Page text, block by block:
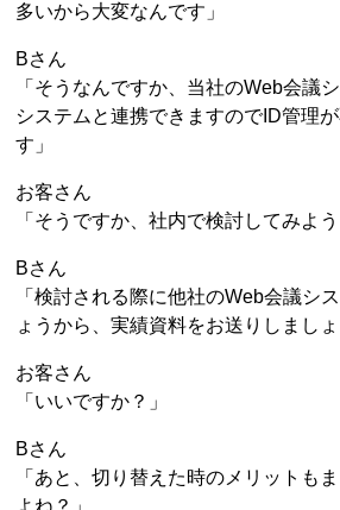
多いから大変なんです」
Bさん
「そうなんですか、当社のWeb会議
システムと連携できますのでID管理
す」
お客さん
「そうですか、社内で検討してみよ
Bさん
「検討される際に他社のWeb会議シ
ょうから、実績資料をお送りしましょ
お客さん
「いいですか？」
Bさん
「あと、切り替えた時のメリットも